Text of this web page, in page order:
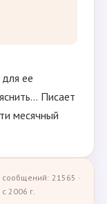
ее
Писает
месячный
сообщений: 21565 ·
с 2006 г.